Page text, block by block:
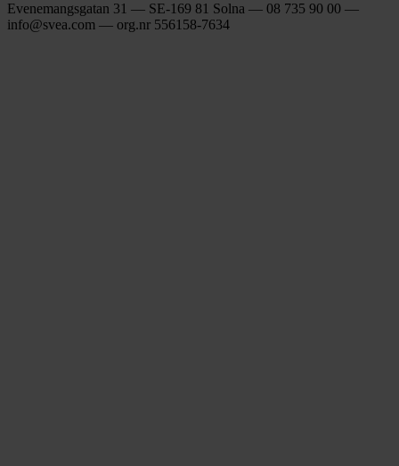
Evenemangsgatan 31 — SE-169 81 Solna — 08 735 90 00 —
info@svea.com — org.nr 556158‑7634